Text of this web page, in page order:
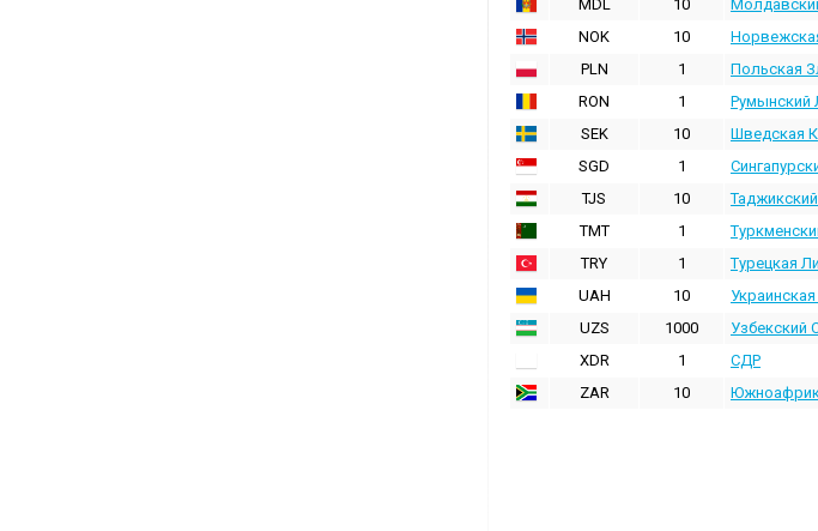
MDL
10
NOK
10
PLN
1 Польская
RON
1 Румынский
SEK
10 Шведская
SGD
1
TJS
10
TMT
1
TRY
1 Турецкая
UAH
10
UZS
1000 Узбекский
XDR
1 СДР
ZAR
10